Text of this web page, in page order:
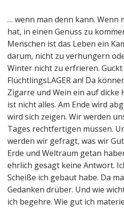
… wenn man denn kann. Wenn
hat, in einen Genuss zu
Menschen ist das Leben ein
darum, nicht zu verhungern
Winter nicht zu erfrieren. Guckt
FlüchtlingsLAGER an! Da
Zigarre und Wein ein auf dicke
ist nicht alles. Am Ende wird
wird sich zeigen. Wir werden
Tages rechtfertigen müssen.
werden wir gefragt, was wir
Erde und Weltraum getan
ehrlich gesagt keine Antwort.
Scheiße ich gebaut habe. Da
Gedanken drüber. Und wie
ich begehre. Wie gut ich